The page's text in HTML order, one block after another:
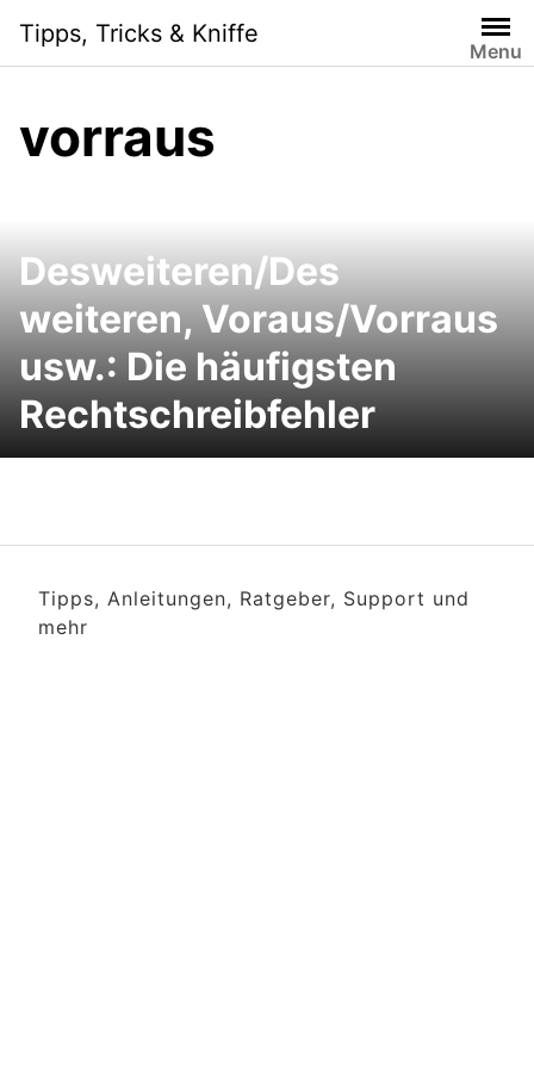
content
Tipps, Tricks & Kniffe
Menu
vorraus
Desweiteren/Des
weiteren, Voraus/Vorraus
usw.: Die häufigsten
Rechtschreibfehler
Tipps, Anleitungen, Ratgeber, Support und
mehr